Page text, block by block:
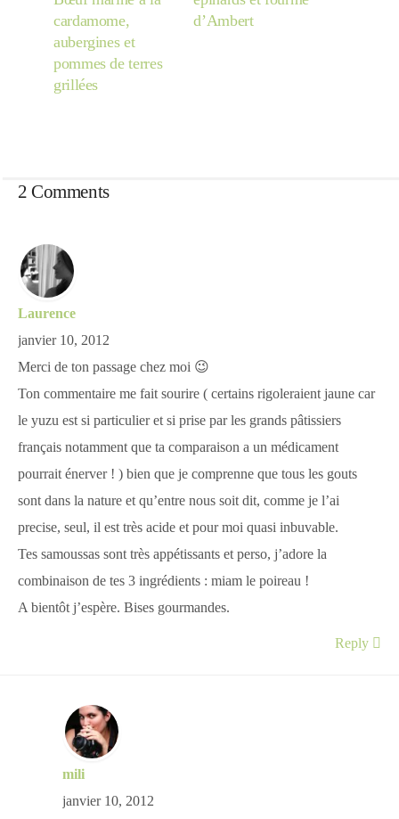
cardamome,
aubergines et
pommes de terres
grillées
d’Ambert
2 Comments
Laurence
janvier 10, 2012
Merci de ton passage chez moi 😉
Ton commentaire me fait sourire ( certains rigoleraient jaune car
le yuzu est si particulier et si prise par les grands pâtissiers
français notamment que ta comparaison a un médicament
pourrait énerver ! ) bien que je comprenne que tous les gouts
sont dans la nature et qu’entre nous soit dit, comme je l’ai
precise, seul, il est très acide et pour moi quasi inbuvable.
Tes samoussas sont très appétissants et perso, j’adore la
combinaison de tes 3 ingrédients : miam le poireau !
A bientôt j’espère. Bises gourmandes.
Reply
mili
janvier 10, 2012